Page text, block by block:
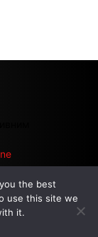
НА САЙТІ
the best
use this site we
it.